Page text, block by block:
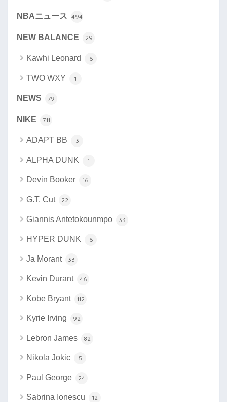
NBAニュース 494
NEW BALANCE 29
Kawhi Leonard 6
TWO WXY 1
NEWS 79
NIKE 711
ADAPT BB 3
ALPHA DUNK 1
Devin Booker 16
G.T. Cut 22
Giannis Antetokounmpo 33
HYPER DUNK 6
Ja Morant 33
Kevin Durant 46
Kobe Bryant 112
Kyrie Irving 92
Lebron James 82
Nikola Jokic 5
Paul George 24
Sabrina Ionescu 12